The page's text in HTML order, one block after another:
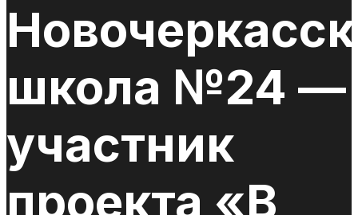
школа №24 —
участник
проекта «В